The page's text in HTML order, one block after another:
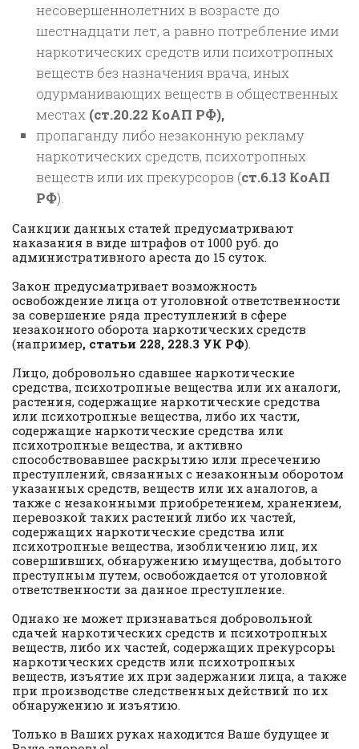
несовершеннолетних в возрасте до
шестнадцати лет, а равно потребление ими
наркотических средств или психотропных
веществ без назначения врача, иных
одурманивающих веществ в общественных
местах (ст.20.22 КоАП РФ),
пропаганду либо незаконную рекламу
наркотических средств, психотропных
веществ или их прекурсоров (ст.6.13 КоАП
РФ).
Санкции данных статей предусматривают
наказания в виде штрафов от 1000 руб. до
административного ареста до 15 суток.
Закон предусматривает возможность
освобождение лица от уголовной ответственности
за совершение ряда преступлений в сфере
незаконного оборота наркотических средств
(например, статьи 228, 228.3 УК РФ).
Лицо, добровольно сдавшее наркотические
средства, психотропные вещества или их аналоги,
растения, содержащие наркотические средства
или психотропные вещества, либо их части,
содержащие наркотические средства или
психотропные вещества, и активно
способствовавшее раскрытию или пресечению
преступлений, связанных с незаконным оборотом
указанных средств, веществ или их аналогов, а
также с незаконными приобретением, хранением,
перевозкой таких растений либо их частей,
содержащих наркотические средства или
психотропные вещества, изобличению лиц, их
совершивших, обнаружению имущества, добытого
преступным путем, освобождается от уголовной
ответственности за данное преступление.
Однако не может признаваться добровольной
сдачей наркотических средств и психотропных
веществ, либо их частей, содержащих прекурсоры
наркотических средств или психотропных
веществ, изъятие их при задержании лица, а также
при производстве следственных действий по их
обнаружению и изъятию.
Только в Ваших руках находится Ваше будущее и